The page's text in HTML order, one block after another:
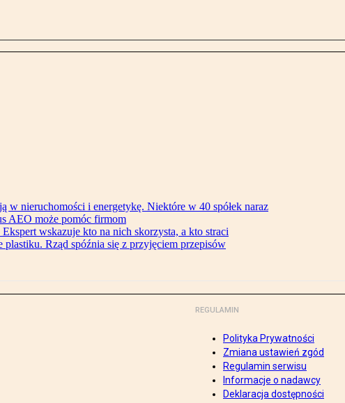
w nieruchomości i energetykę. Niektóre w 40 spółek naraz
AEO może pomóc firmom
wskazuje kto na nich skorzysta, a kto straci
plastiku. Rząd spóźnia się z przyjęciem przepisów
REGULAMIN
Polityka Prywatności
Zmiana ustawień zgód
Regulamin serwisu
Informacje o nadawcy
Deklaracja dostępności